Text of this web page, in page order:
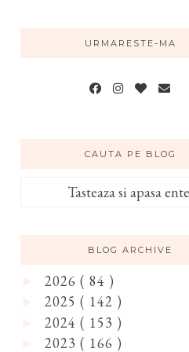
URMARESTE-MA
CAUTA PE BLOG
BLOG ARCHIVE
2026 ( 84 )
2025 ( 142 )
2024 ( 153 )
2023 ( 166 )